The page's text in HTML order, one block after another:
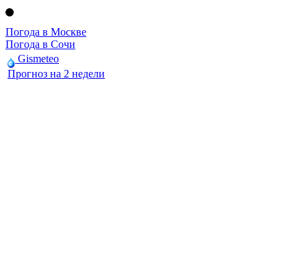
Погода в Москве
Погода в Сочи
Gismeteo
Прогноз на 2 недели